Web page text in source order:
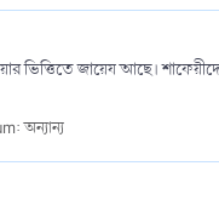
জায়েয আছে।
অন্যান্য